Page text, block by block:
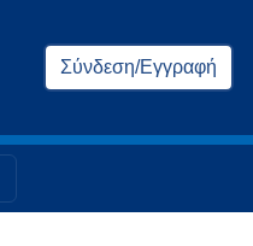
Σύνδεση/Εγγραφή